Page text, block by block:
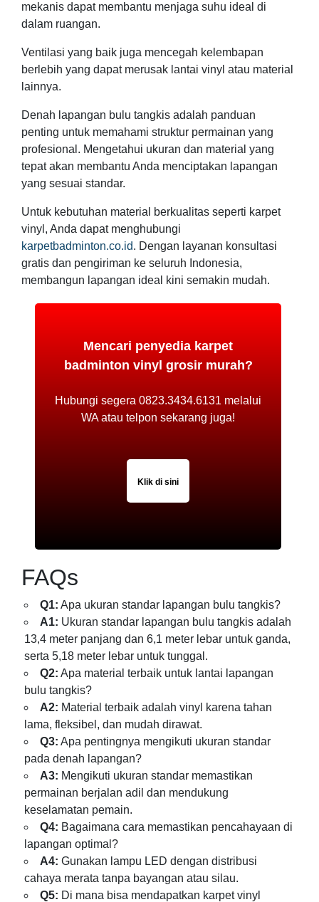
mekanis dapat membantu menjaga suhu ideal di
dalam ruangan.
Ventilasi yang baik juga mencegah kelembapan
berlebih yang dapat merusak lantai vinyl atau material
lainnya.
Denah lapangan bulu tangkis adalah panduan
penting untuk memahami struktur permainan yang
profesional. Mengetahui ukuran dan material yang
tepat akan membantu Anda menciptakan lapangan
yang sesuai standar.
Untuk kebutuhan material berkualitas seperti karpet
vinyl, Anda dapat menghubungi
karpetbadminton.co.id. Dengan layanan konsultasi
gratis dan pengiriman ke seluruh Indonesia,
membangun lapangan ideal kini semakin mudah.
Mencari penyedia karpet
badminton vinyl grosir murah?
Hubungi segera 0823.3434.6131 melalui
WA atau telpon sekarang juga!
Klik di sini
FAQs
Q1: Apa ukuran standar lapangan bulu tangkis?
A1: Ukuran standar lapangan bulu tangkis adalah
13,4 meter panjang dan 6,1 meter lebar untuk ganda,
serta 5,18 meter lebar untuk tunggal.
Q2: Apa material terbaik untuk lantai lapangan
bulu tangkis?
A2: Material terbaik adalah vinyl karena tahan
lama, fleksibel, dan mudah dirawat.
Q3: Apa pentingnya mengikuti ukuran standar
pada denah lapangan?
A3: Mengikuti ukuran standar memastikan
permainan berjalan adil dan mendukung
keselamatan pemain.
Q4: Bagaimana cara memastikan pencahayaan di
lapangan optimal?
A4: Gunakan lampu LED dengan distribusi
cahaya merata tanpa bayangan atau silau.
Q5: Di mana bisa mendapatkan karpet vinyl